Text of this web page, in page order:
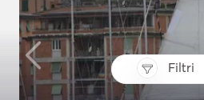
Filtri